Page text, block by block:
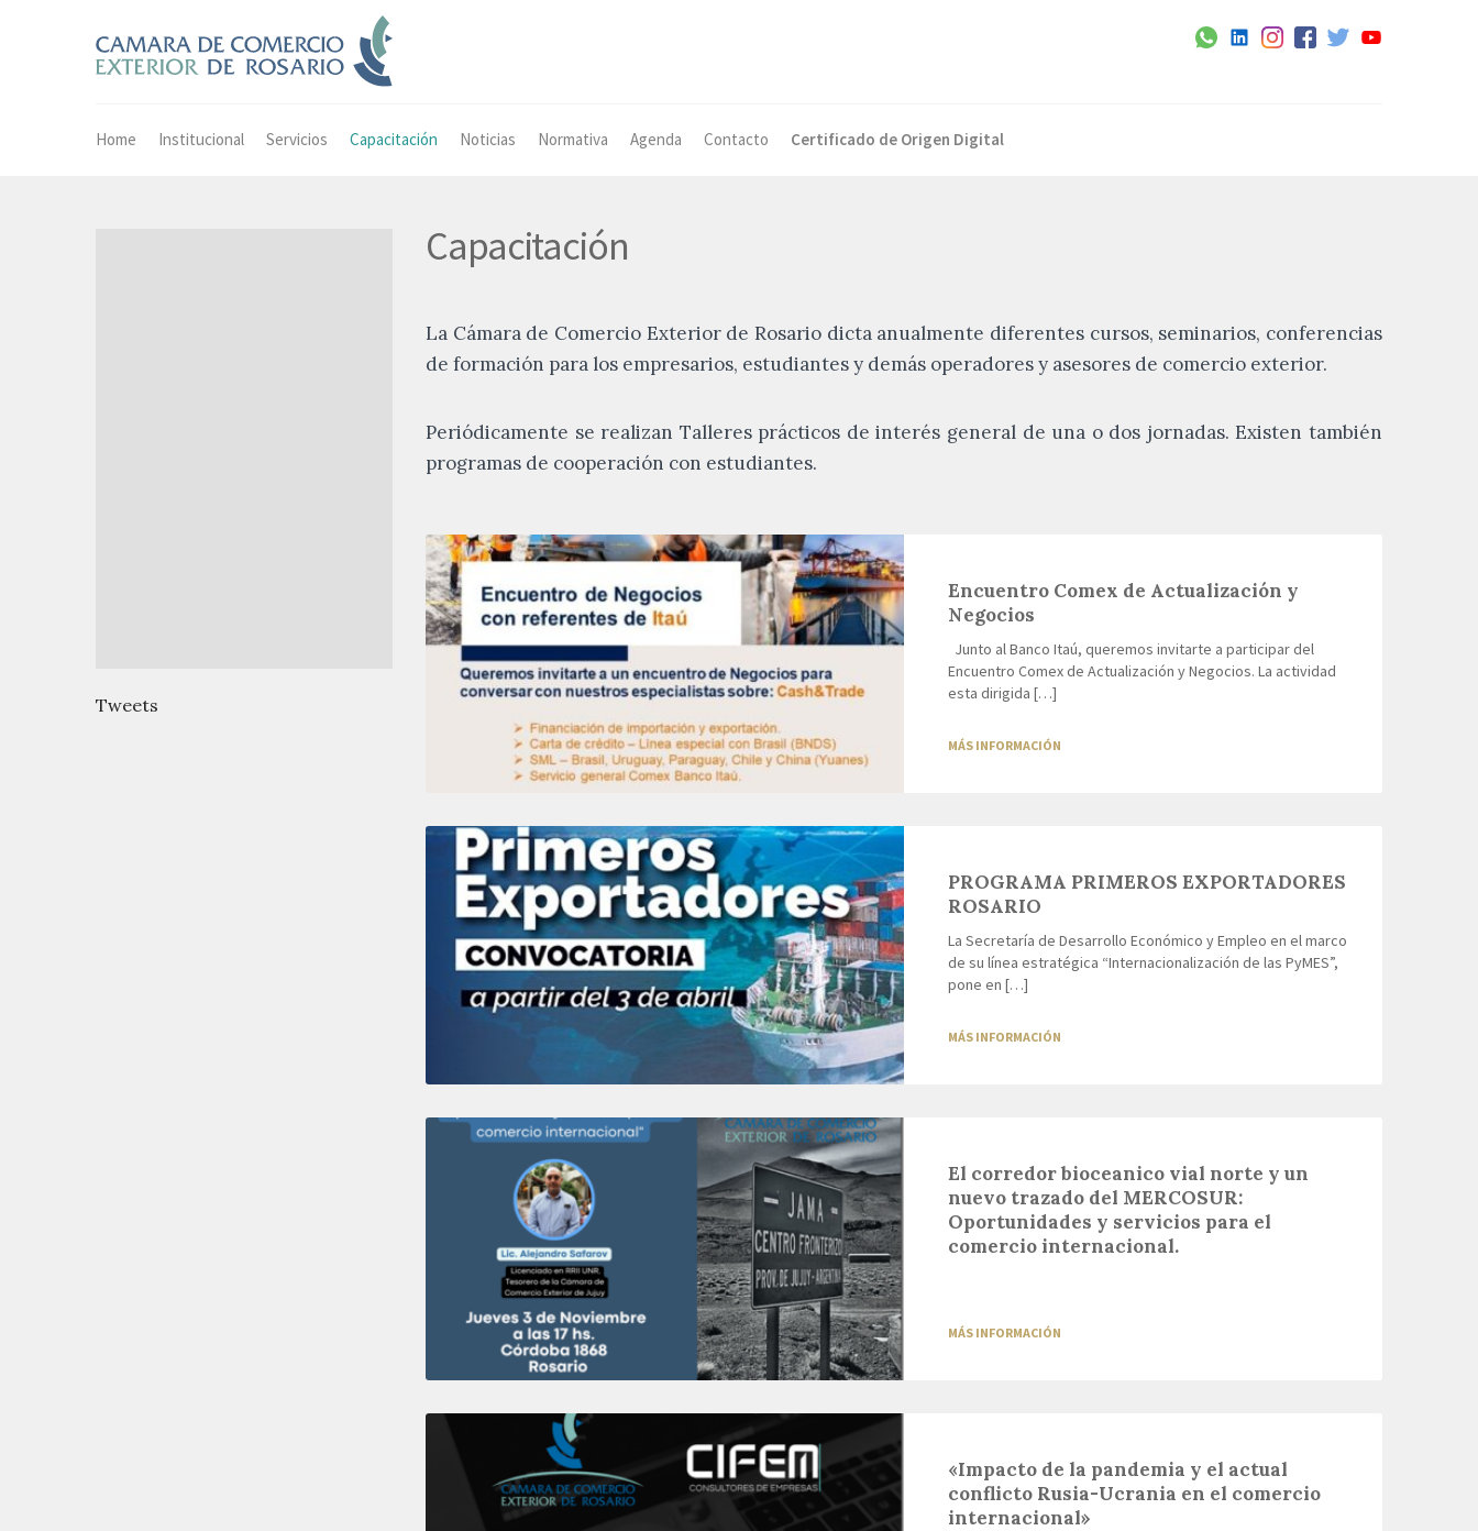
Home Institucional Servicios Capacitación Noticias Normativa Agenda Contacto Certificado de Origen Digital
Tweets
Capacitación
La Cámara de Comercio Exterior de Rosario dicta anualmente diferentes cursos, seminarios, conferencias
de formación para los empresarios, estudiantes y demás operadores y asesores de comercio exterior.
Periódicamente se realizan Talleres prácticos de interés general de una o dos jornadas. Existen también
programas de cooperación con estudiantes.
Encuentro Comex de Actualización y
Negocios
Junto al Banco Itaú, queremos invitarte a participar del
Encuentro Comex de Actualización y Negocios. La actividad
esta dirigida […]
MÁS INFORMACIÓN
PROGRAMA PRIMEROS EXPORTADORES
ROSARIO
La Secretaría de Desarrollo Económico y Empleo en el marco
de su línea estratégica “Internacionalización de las PyMES”,
pone en […]
MÁS INFORMACIÓN
El corredor bioceanico vial norte y un
nuevo trazado del MERCOSUR:
Oportunidades y servicios para el
comercio internacional.
MÁS INFORMACIÓN
«Impacto de la pandemia y el actual
conflicto Rusia-Ucrania en el comercio
internacional»